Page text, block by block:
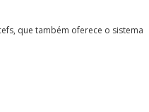
que também oferece o sistema